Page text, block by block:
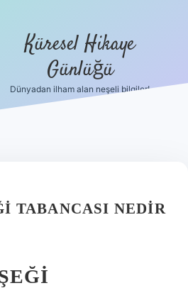
Küresel Hikaye
Günlüğü
Dünyadan ilham alan neşeli bilgiler!
TABANCASI NEDIR